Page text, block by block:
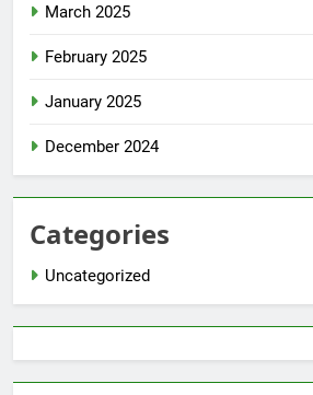
March 2025
February 2025
January 2025
December 2024
Categories
Uncategorized